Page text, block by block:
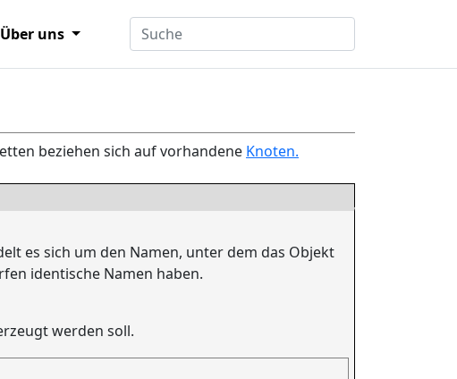
Über uns
beziehen sich auf vorhandene Knoten.
es sich um den Namen, unter dem das Objekt
identische Namen haben.
werden soll.